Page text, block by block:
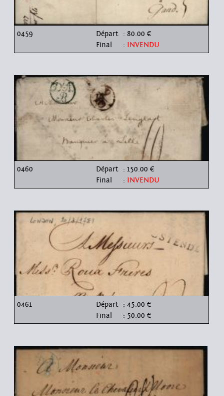
0459 Départ : 80.00 €
Final
: INVENDU
0460 Départ : 150.00 €
Final
: INVENDU
0461 Départ : 45.00 €
Final
: 50.00 €